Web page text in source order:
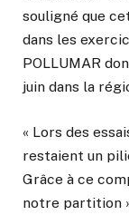
souligné que
dans les
POLLUMAR
juin dans la
« Lors des
restaient un
Grâce à ce
notre partition